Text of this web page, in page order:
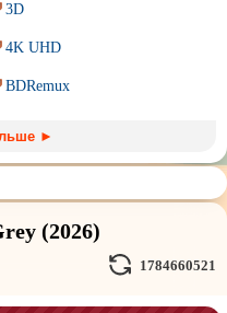
3D
4K UHD
BDRemux
Trash (трэш) movies
Ангелы и Демоны
Антиутопия
►
(2026)
1784660521